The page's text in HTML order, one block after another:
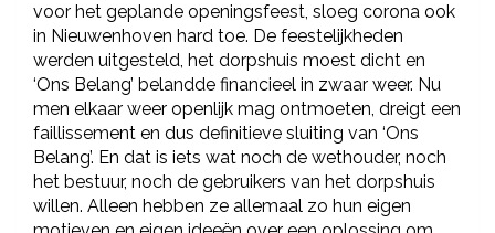
voor het geplande openingsfeest, sloeg corona ook
in Nieuwenhoven hard toe. De feestelijkheden
werden uitgesteld, het dorpshuis moest dicht en
‘Ons Belang’ belandde financieel in zwaar weer. Nu
men elkaar weer openlijk mag ontmoeten, dreigt een
faillissement en dus definitieve sluiting van ‘Ons
Belang’. En dat is iets wat noch de wethouder, noch
het bestuur, noch de gebruikers van het dorpshuis
willen. Alleen hebben ze allemaal zo hun eigen